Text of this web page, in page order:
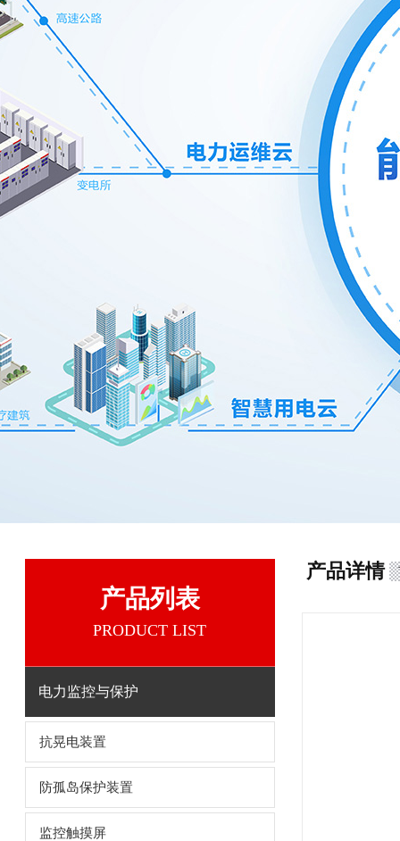
产品列表
PRODUCT LIST
电力监控与保护
抗晃电装置
防孤岛保护装置
监控触摸屏
产品详情